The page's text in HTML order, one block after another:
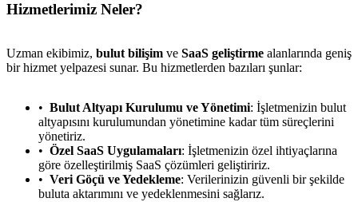
Hizmetlerimiz Neler?
Uzman ekibimiz, bulut bilişim ve SaaS geliştirme alanlarında geniş
bir hizmet yelpazesi sunar. Bu hizmetlerden bazıları şunlar:
Bulut Altyapı Kurulumu ve Yönetimi: İşletmenizin bulut
altyapısını kurulumundan yönetimine kadar tüm süreçlerini
yönetiriz.
Özel SaaS Uygulamaları: İşletmenizin özel ihtiyaçlarına
göre özelleştirilmiş SaaS çözümleri geliştiririz.
Veri Göçü ve Yedekleme: Verilerinizin güvenli bir şekilde
buluta aktarımını ve yedeklenmesini sağlarız.